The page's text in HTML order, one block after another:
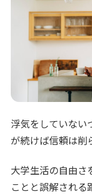
浮気をしていない
が続けば信頼は削
大学生活の自由さ
ことと誤解される